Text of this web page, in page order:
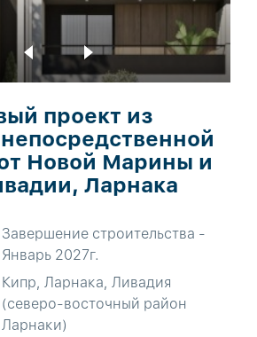
проект из
Новой Марины и
Ларнака
Завершение строительства -
Январь 2027г.
Кипр, Ларнака, Ливадия
(северо-восточный район
Ларнаки)